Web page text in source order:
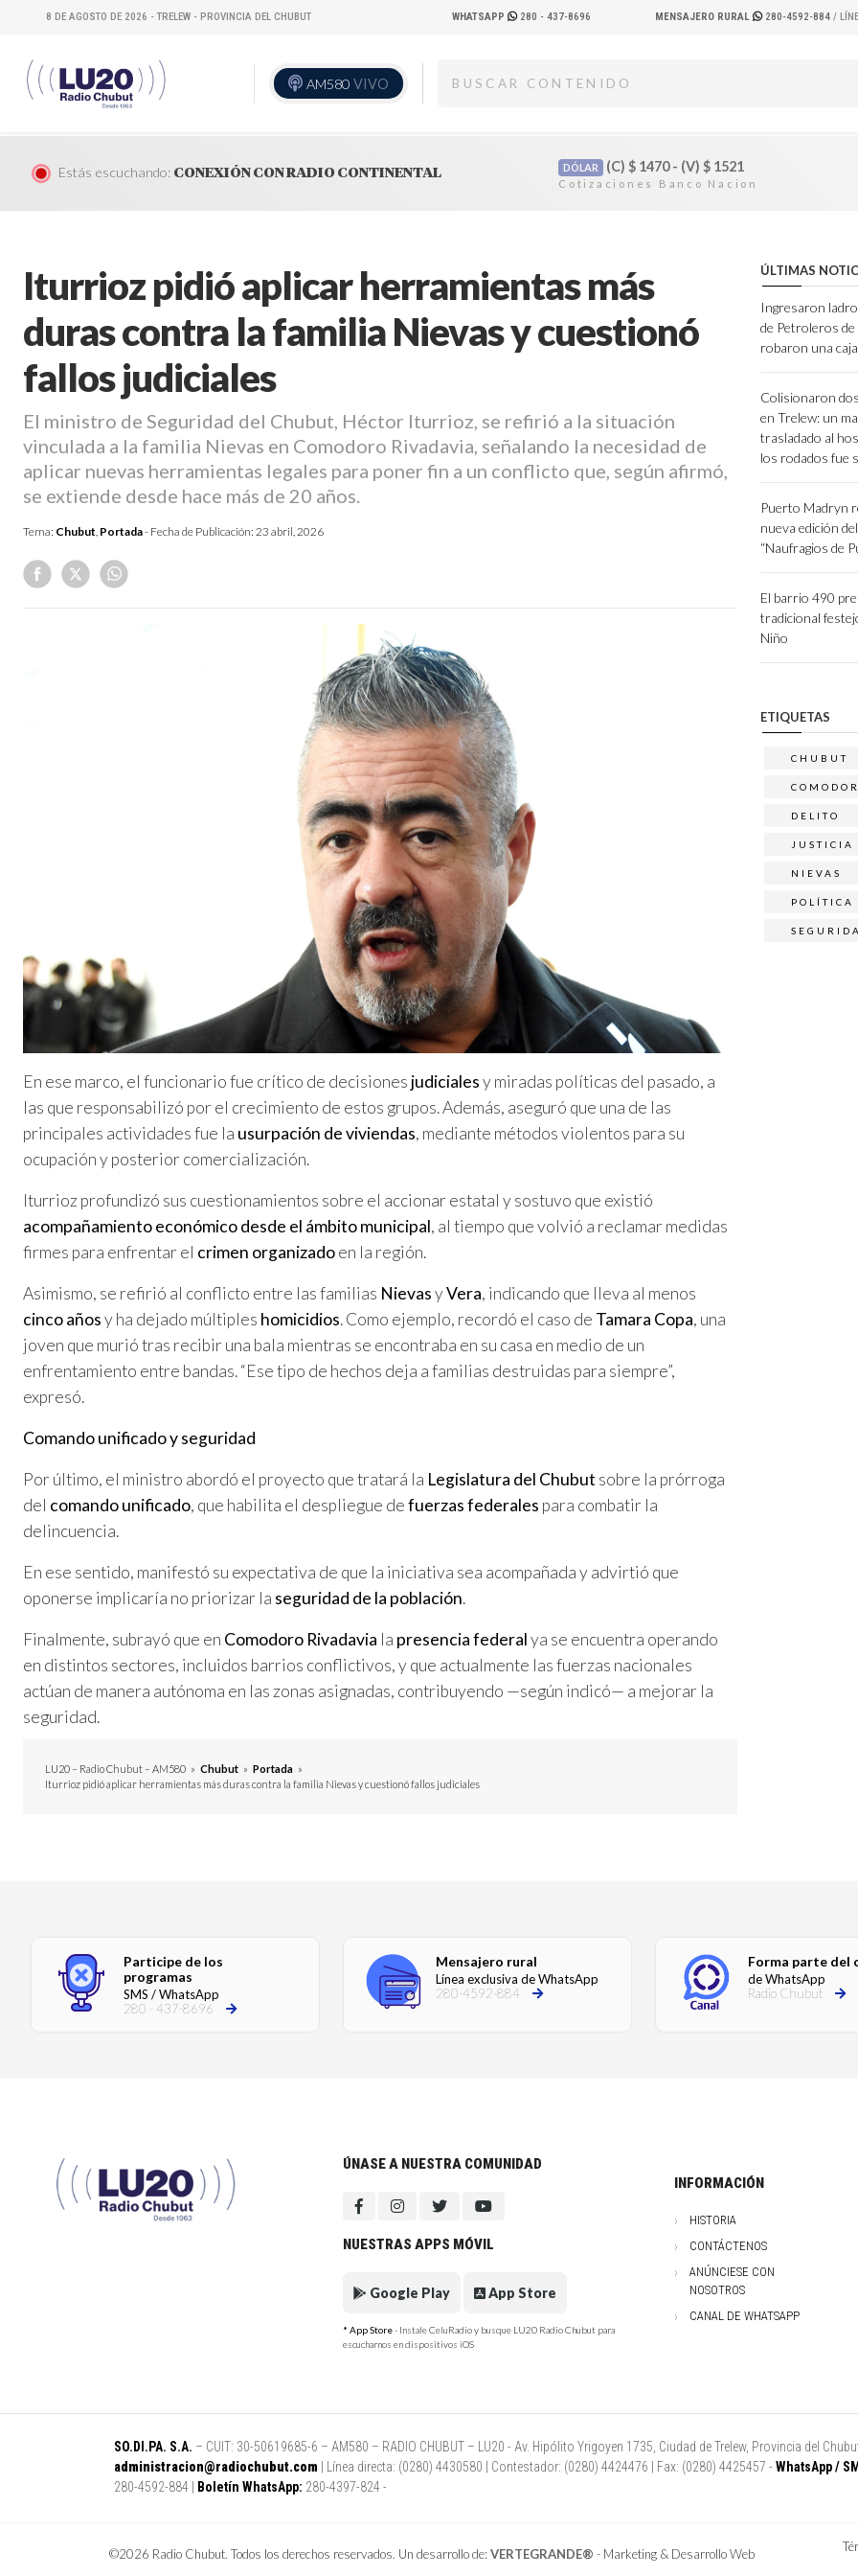
8 DE AGOSTO DE 2026 - TRELEW - PROVINCIA DEL CHUBUT WHATSAPP 280 - 437-8696 MENSAJERO RURAL 280-4592-884 /
AM580 VIVO
Estás escuchando: CONEXIÓN CON RADIO CONTINENTAL DÓLAR (C) $1470 - (V) $1521
Iturrioz pidió aplicar herramientas más
duras contra la familia Nievas y cuestionó
fallos judiciales
El ministro de Seguridad del Chubut, Héctor Iturrioz, se refirió a la situación
vinculada a la familia Nievas en Comodoro Rivadavia, señalando la necesidad de
aplicar nuevas herramientas legales para poner fin a un conflicto que, según afirmó,
se extiende desde hace más de 20 años.
Tema: Chubut, Portada- Fecha de Publicación: 23 abril, 2026
En ese marco, el funcionario fue crítico de decisiones judicialesy miradas políticas del pasado, a
las que responsabilizó por el crecimiento de estos grupos. Además, aseguró que una de las
principales actividades fue la usurpación de viviendas, mediante métodos violentos para su
ocupación y posterior comercialización.
Iturrioz profundizó sus cuestionamientos sobre el accionar estatal y sostuvo que existió
acompañamiento económico desde el ámbito municipal, al tiempo que volvió a reclamar medidas
firmes para enfrentar el crimen organizadoen la región.
Asimismo, se refirió al conflicto entre las familias NievasyVera, indicando que lleva al menos
cinco añosy ha dejado múltiples homicidios. Como ejemplo, recordó el caso de Tamara Copa, una
joven que murió tras recibir una bala mientras se encontraba en su casa en medio de un
enfrentamiento entre bandas. “Ese tipo de hechos deja a familias destruidas para siempre”,
expresó.
Comando unificado y seguridad
Por último, el ministro abordó el proyecto que tratará la Legislatura del Chubut sobre la prórroga
del comando unificado, que habilita el despliegue defuerzas federales para combatir la
delincuencia.
En ese sentido, manifestó su expectativa de que la iniciativa sea acompañada y advirtió que
oponerse implicaría no priorizar la seguridad de la población.
Finalmente, subrayó que en Comodoro Rivadavia la presencia federalya se encuentra operando
en distintos sectores, incluidos barrios conflictivos, y que actualmente las fuerzas nacionales
actúan de manera autónoma en las zonas asignadas, contribuyendo —según indicó— a mejorar la
seguridad.
LU20 – Radio Chubut – AM580 » Chubut » Portada »
Iturrioz pidió aplicar herramientas más duras contra la familia Nievas y cuestionó fallos judiciales
ÚLTIMAS
Ingresaron
de Petroleros
robaron una
Colisionaron
en Trelew: un
trasladado al
los rodados fue
Puerto Madryn
nueva edición
“Naufragios de
El barrio 490
tradicional
Niño
ETIQUETAS
CHUBUT
DELITO
JUSTICIA
NIEVAS
POLÍTICA
Participe de los
programas
SMS / WhatsApp
280 - 437-8696
Mensajero rural
Línea exclusiva de WhatsApp
280-4592-884
Forma parte del
de WhatsApp
Radio Chubut
ÚNASE A NUESTRA COMUNIDAD
NUESTRAS APPS MÓVIL
Google Play App Store
* App Store- Instale CeluRadio y busque LU20 Radio Chubut para
escucharnos en dispositivos iOS
INFORMACIÓN
HISTORIA
CONTÁCTENOS
ANÚNCIESE CON
NOSOTROS
CANAL DE WHATSAPP
SO.DI.PA. S.A. – CUIT: 30-50619685-6 – AM580 – RADIO CHUBUT – LU20 - Av. Hipólito Yrigoyen 1735, Ciudad de Trelew, Provincia del
administracion@radiochubut.com | Línea directa: (0280) 4430580 | Contestador: (0280) 4424476 | Fax: (0280) 4425457 - WhatsApp /
280-4592-884 |
Boletín WhatsApp: 280-4397-824 -
©2026 Radio Chubut. Todos los derechos reservados. Un desarrollo de: VERTEGRANDE® - Marketing & Desarrollo Web